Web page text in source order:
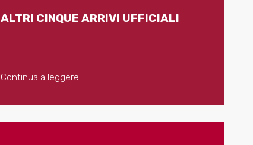
ALTRI CINQUE ARRIVI UFFICIALI
Continua a leggere